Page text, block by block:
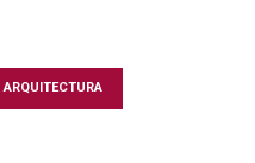
ARQUITECTURA